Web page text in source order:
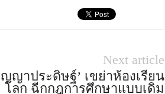
Next article
ญญาประดิษฐ์’ เขย่าห้องเรียน
โลก ฉีกกฎการศึกษาแบบเดิม